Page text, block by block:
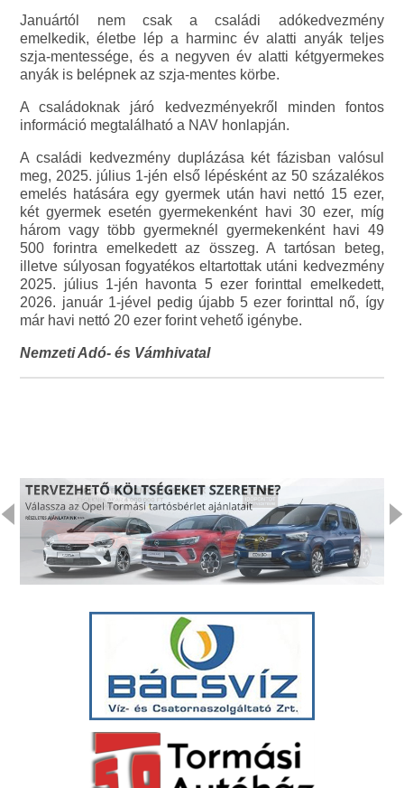
Januártól nem csak a családi adókedvezmény
emelkedik, életbe lép a harminc év alatti anyák teljes
szja-mentessége, és a negyven év alatti kétgyermekes
anyák is belépnek az szja-mentes körbe.
A családoknak járó kedvezményekről minden fontos
információ megtalálható a NAV honlapján.
A családi kedvezmény duplázása két fázisban valósul
meg, 2025. július 1-jén első lépésként az 50 százalékos
emelés hatására egy gyermek után havi nettó 15 ezer,
két gyermek esetén gyermekenként havi 30 ezer, míg
három vagy több gyermeknél gyermekenként havi 49
500 forintra emelkedett az összeg. A tartósan beteg,
illetve súlyosan fogyatékos eltartottak utáni kedvezmény
2025. július 1-jén havonta 5 ezer forinttal emelkedett,
2026. január 1-jével pedig újabb 5 ezer forinttal nő, így
már havi nettó 20 ezer forint vehető igénybe.
Nemzeti Adó- és Vámhivatal